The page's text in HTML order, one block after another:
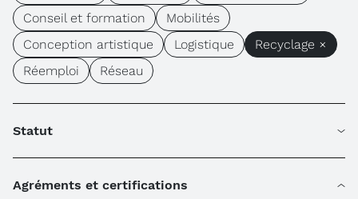
Conseil et formation
Mobilités
Conception artistique
Logistique
Recyclage ×
Réemploi
Réseau
Statut
Agréments et certifications